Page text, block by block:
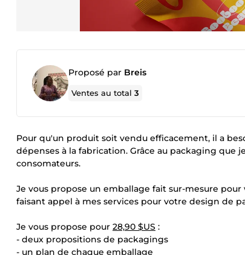
Proposé par Breis
Ventes au total3
Pour qu'un produit soit vendu efficacement, il a
dépenses à la fabrication. Grâce au packaging que
consomateurs.
Je vous propose un emballage fait sur-mesure
faisant appel à mes services pour votre design de
Je vous propose pour 28,90 $US :
- deux propositions de packagings
- un plan de chaque emballage